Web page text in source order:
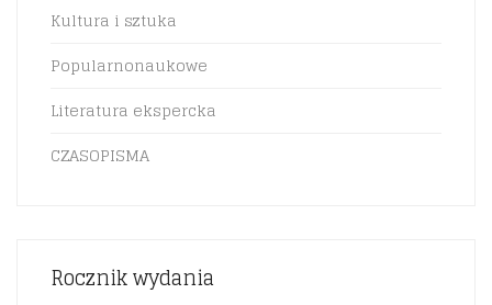
Kultura i sztuka
Popularnonaukowe
Literatura ekspercka
CZASOPISMA
Rocznik wydania